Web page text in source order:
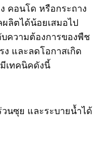
คอนโด หรือกระถาง
ลิตได้น้อยเสมอไป
ความต้องการของพืช
และลดโอกาสเกิด
เทคนิคดังนี้
วนซุย และระบายน้ำได้